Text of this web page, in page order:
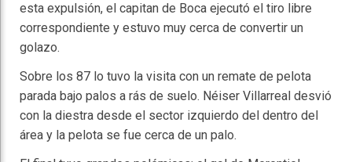
esta expulsión, el capitan de Boca ejecutó el tiro libre
correspondiente y estuvo muy cerca de convertir un
golazo.
Sobre los 87 lo tuvo la visita con un remate de pelota
parada bajo palos a rás de suelo. Néiser Villarreal desvió
con la diestra desde el sector izquierdo del dentro del
área y la pelota se fue cerca de un palo.